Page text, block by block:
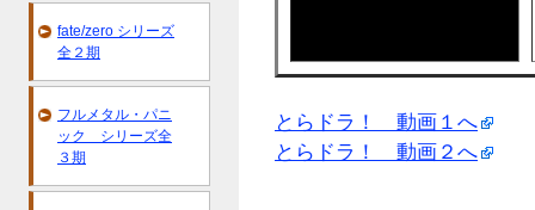
とらドラ！ 動画１へ
とらドラ！ 動画２へ
fate/zero シリーズ
全２期
フルメタル・パニ
ック シリーズ全
３期